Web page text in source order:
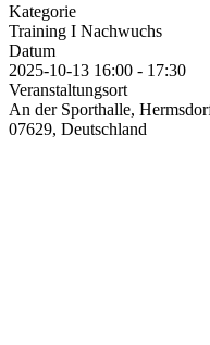
Kategorie
Training I Nachwuchs
Datum
2025-10-13 16:00 - 17:30
Veranstaltungsort
An der Sporthalle,
07629, Deutschland